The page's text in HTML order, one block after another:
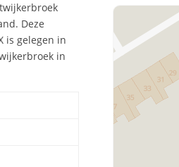
Deze
is gelegen in
in